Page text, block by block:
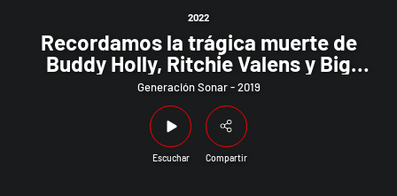
2022
Recordamos la trágica muerte de
Buddy Holly, Ritchie Valens y Big
Bopper; y festejamos los 75 años del
cofundador de The Kinks, Dave
Davies
Generación Sonar - 2019
Escuchar Compartir